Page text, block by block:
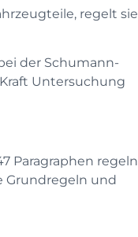
regelt sie
der Schumann-
Untersuchung
Paragraphen regeln
Grundregeln und